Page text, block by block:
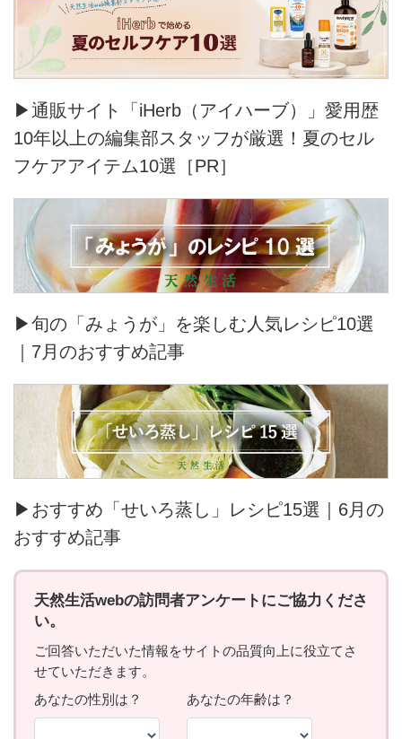
▶通販サイト「iHerb（アイハーブ）」愛用歴
10年以上の編集部スタッフが厳選！夏のセル
フケアアイテム10選［PR］
▶旬の「みょうが」を楽しむ人気レシピ10選
｜7月のおすすめ記事
▶おすすめ「せいろ蒸し」レシピ15選｜6月の
おすすめ記事